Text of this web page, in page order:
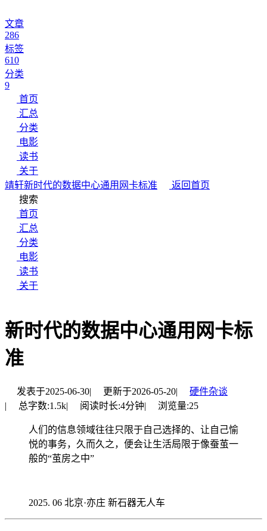
文章
286
标签
610
分类
9
首页
汇总
分类
电影
读书
关于
靖轩新时代的数据中心通用网卡标准
返回首页
搜索
首页
汇总
分类
电影
读书
关于
新时代的数据中心通用网卡标
准
发表于2025-06-30| 更新于2026-05-20|
硬件杂谈
|
总字数:1.5k| 阅读时长:4分钟| 浏览量:25
人们的信息领域往往只限于自己选择的、让自己愉
悦的事务，久而久之，便会让生活局限于像蚕茧一
般的“茧房之中”
06 北京·亦庄 新石器无人车